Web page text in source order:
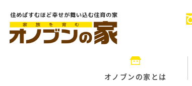
オノブンの家とは